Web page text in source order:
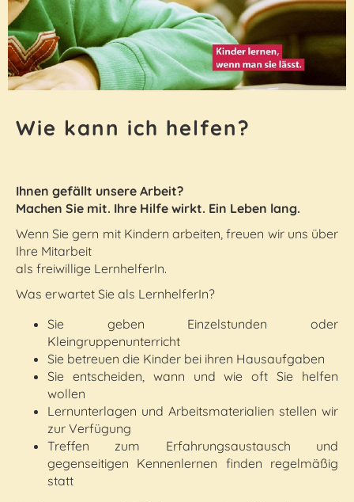
Wie kann ich helfen?
Ihnen gefällt unsere Arbeit?
Machen Sie mit. Ihre Hilfe wirkt. Ein Leben lang.
Wenn Sie gern mit Kindern arbeiten, freuen wir uns über
Ihre Mitarbeit
als freiwillige LernhelferIn.
Was erwartet Sie als LernhelferIn?
Sie geben Einzelstunden oder
Kleingruppenunterricht
Sie betreuen die Kinder bei ihren Hausaufgaben
Sie entscheiden, wann und wie oft Sie helfen
wollen
Lernunterlagen und Arbeitsmaterialien stellen wir
zur Verfügung
Treffen zum Erfahrungsaustausch und
gegenseitigen Kennenlernen finden regelmäßig
statt